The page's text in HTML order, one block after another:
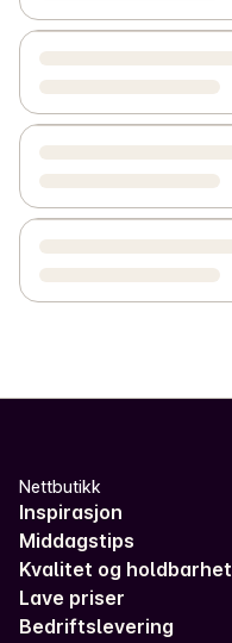
Nettbutikk
Inspirasjon
Middagstips
Kvalitet og holdbarhet
Lave priser
Bedriftslevering